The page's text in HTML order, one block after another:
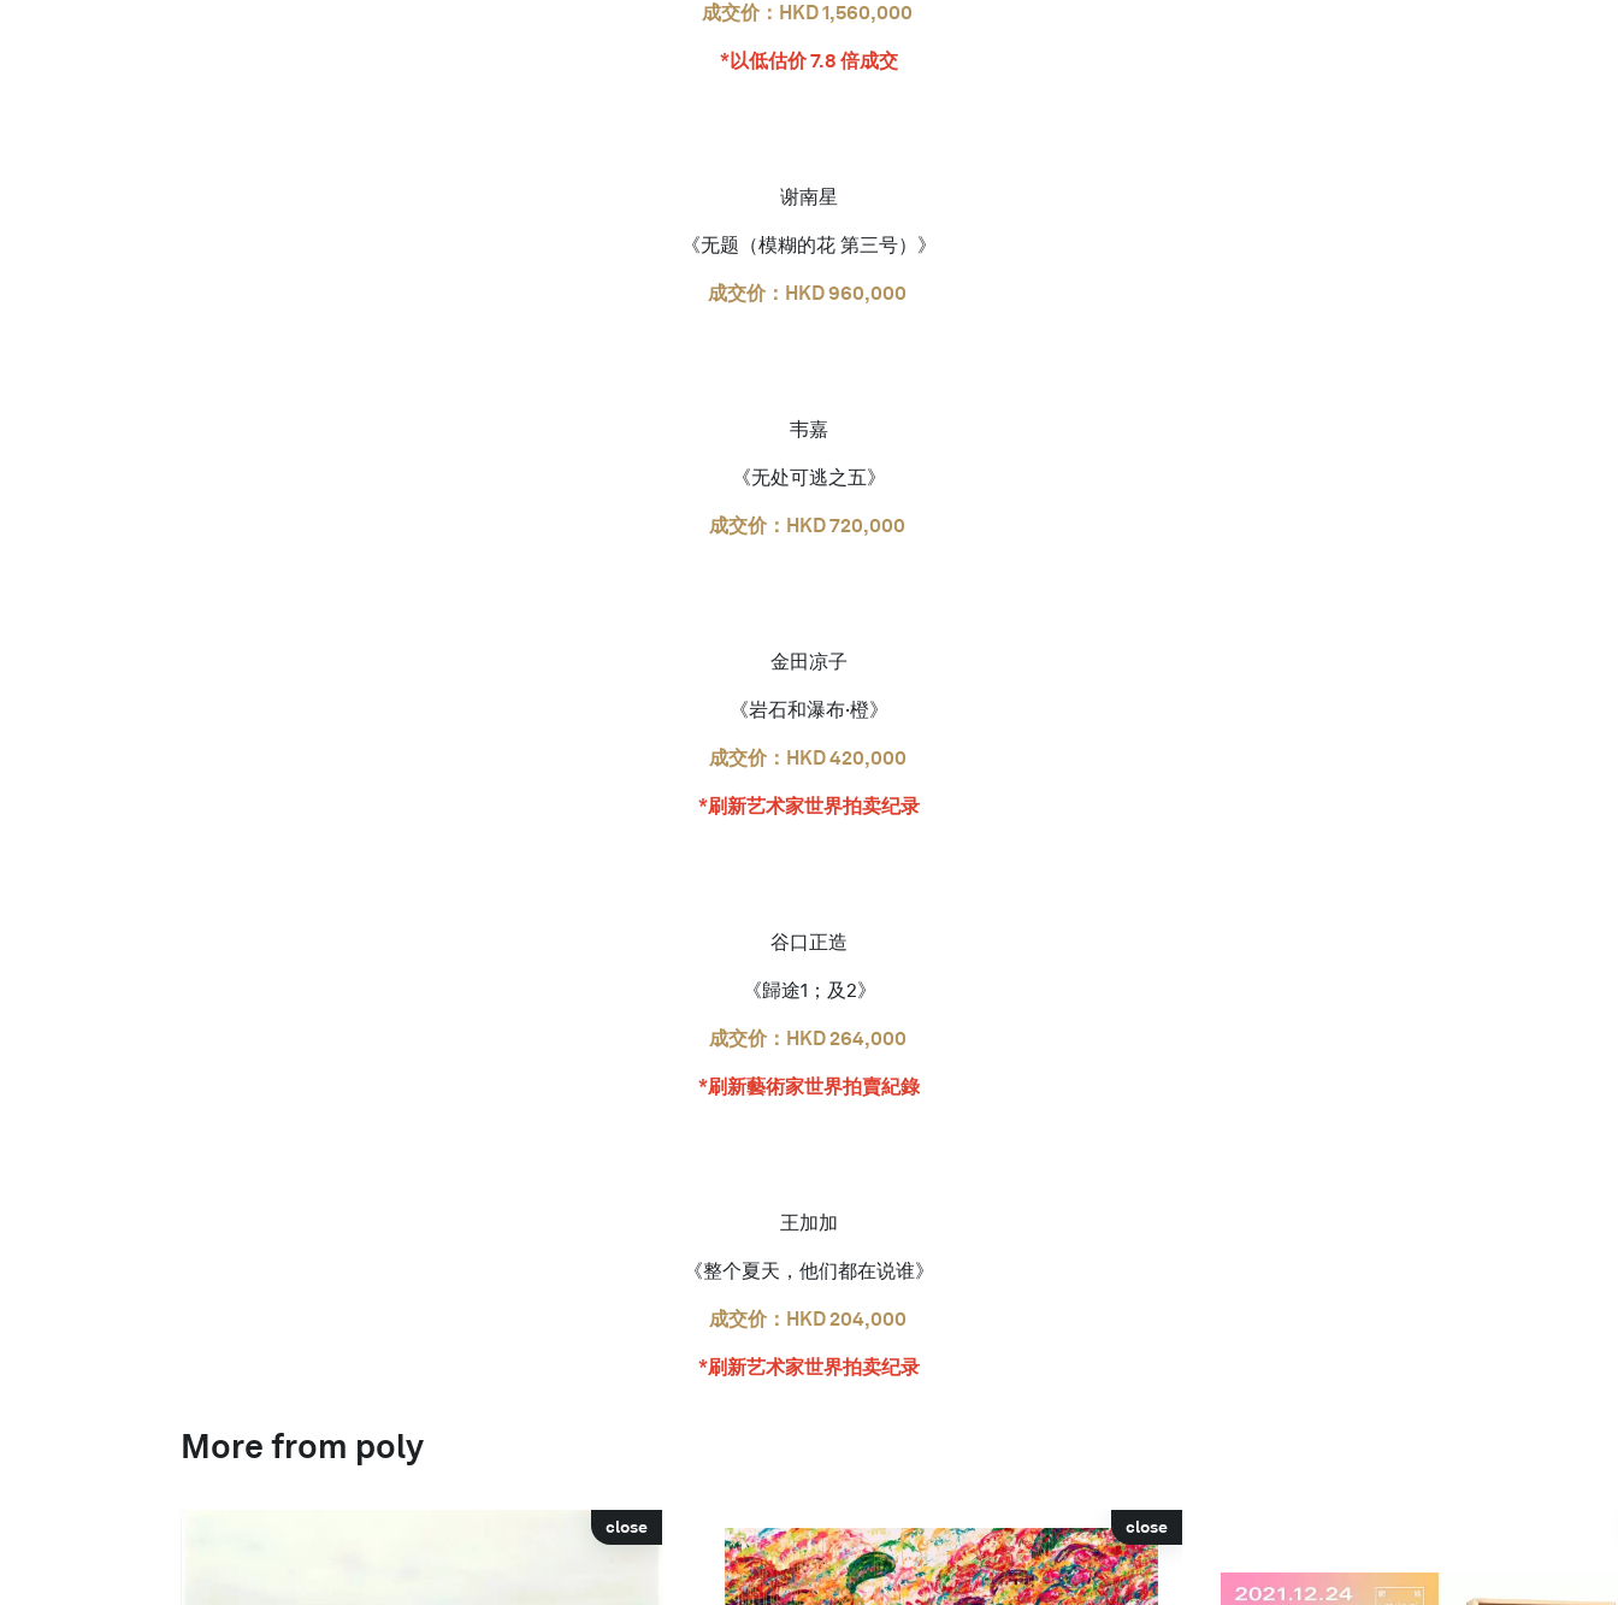
成交价：HKD 1,560,000
*以低估价 7.8 倍成交
谢南星
《无题（模糊的花 第三号）》
成交价：HKD 960,000
韦嘉
《无处可逃之五》
成交价：HKD 720,000
金田凉子
《岩石和瀑布·橙》
成交价：HKD 420,000
*刷新艺术家世界拍卖纪录
谷口正造
《歸途1；及2》
成交价：HKD 264,000
*刷新藝術家世界拍賣紀錄
王加加
《整个夏天，他们都在说谁》
成交价：HKD 204,000
*刷新艺术家世界拍卖纪录
More from poly
close close